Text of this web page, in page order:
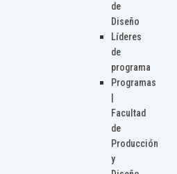
de
Diseño
Líderes
de
programa
Programas
Facultad
de
Producción
y